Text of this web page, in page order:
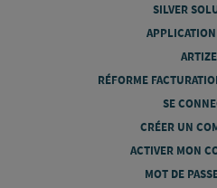
SILVER
RÉFORME
SE
CRÉER UN
ACTIVER MON
MOT DE